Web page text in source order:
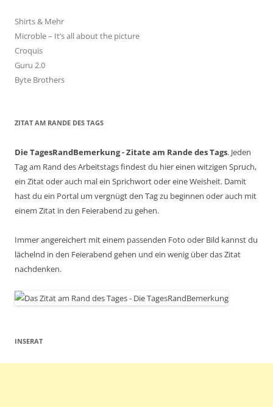
Shirts & Mehr
Microble – It’s all about the picture
Croquis
Guru 2.0
Byte Brothers
ZITAT AM RANDE DES TAGS
Die TagesRandBemerkung - Zitate am Rande des Tags. Jeden
Tag am Rand des Arbeitstags findest du hier einen witzigen Spruch,
ein Zitat oder auch mal ein Sprichwort oder eine Weisheit. Damit
hast du ein Portal um vergnügt den Tag zu beginnen oder auch mit
einem Zitat in den Feierabend zu gehen.
Immer angereichert mit einem passenden Foto oder Bild kannst du
lächelnd in den Feierabend gehen und ein wenig über das Zitat
nachdenken.
INSERAT